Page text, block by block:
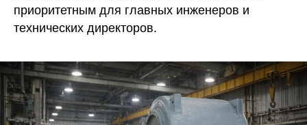
приоритетным для главных инженеров и
технических директоров.